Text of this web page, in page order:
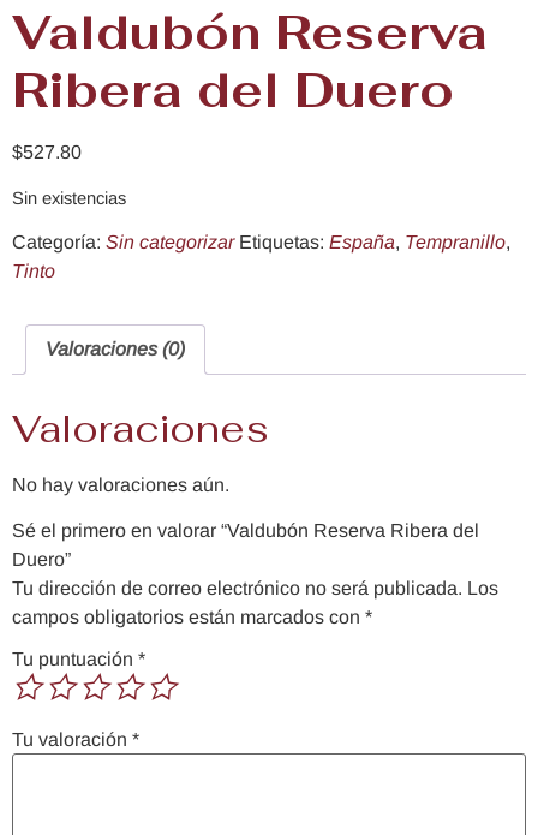
Valdubón Reserva
Ribera del Duero
$527.80
Sin existencias
Categoría: Sin categorizar Etiquetas: España, Tempranillo,
Tinto
Valoraciones (0)
Valoraciones
No hay valoraciones aún.
Sé el primero en valorar “Valdubón Reserva Ribera del
Duero”
Tu dirección de correo electrónico no será publicada. Los
campos obligatorios están marcados con *
Tu puntuación *
Tu valoración *